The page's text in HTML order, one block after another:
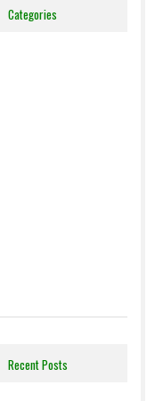
Categories
Recent Posts